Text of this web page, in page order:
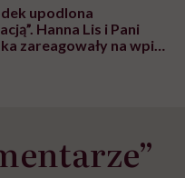
upodlona
Hanna Lis i Pani
zareagowały na wpis